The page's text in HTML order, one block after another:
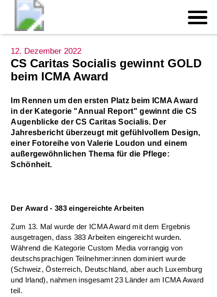
12. Dezember 2022
CS Caritas Socialis gewinnt GOLD
beim ICMA Award
Im Rennen um den ersten Platz beim ICMA Award
in der Kategorie "Annual Report" gewinnt die CS
Augenblicke der CS Caritas Socialis. Der
Jahresbericht überzeugt mit gefühlvollem Design,
einer Fotoreihe von Valerie Loudon und einem
außergewöhnlichen Thema für die Pflege:
Schönheit.
Der Award - 383 eingereichte Arbeiten
Zum 13. Mal wurde der ICMA Award mit dem Ergebnis
ausgetragen, dass 383 Arbeiten eingereicht wurden.
Während die Kategorie Custom Media vorrangig von
deutschsprachigen Teilnehmer:innen dominiert wurde
(Schweiz, Österreich, Deutschland, aber auch Luxemburg
und Irland), nahmen insgesamt 23 Länder am ICMA Award
teil.